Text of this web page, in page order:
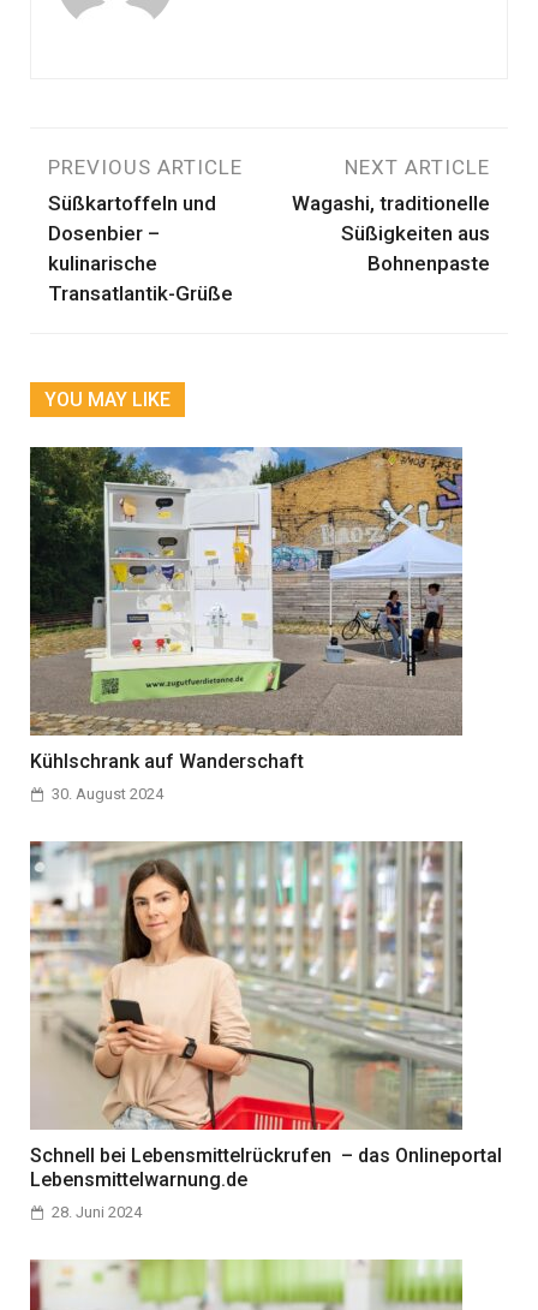
Beitragsnavigation
PREVIOUS ARTICLE
Süßkartoffeln und
Dosenbier –
kulinarische
Transatlantik-Grüße
NEXT ARTICLE
Wagashi, traditionelle
Süßigkeiten aus
Bohnenpaste
YOU MAY LIKE
Kühlschrank auf Wanderschaft
30. August 2024
Schnell bei Lebensmittelrückrufen – das Onlineportal
Lebensmittelwarnung.de
28. Juni 2024